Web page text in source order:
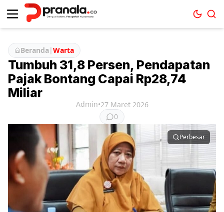
Beranda|Warta
Tumbuh 31,8 Persen, Pendapatan
Pajak Bontang Capai Rp28,74
Miliar
Admin•27 Maret 2026
0
Perbesar